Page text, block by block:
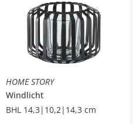
HOME STORY
Windlicht
BHL 14,3|10,2|14,3 cm